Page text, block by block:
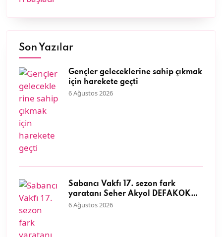
Son Yazılar
Gençler geleceklerine sahip çıkmak
için harekete geçti
6 Ağustos 2026
Sabancı Vakfı 17. sezon fark
yaratanı Seher Akyol DEFAKOK
Derneği ile kıyı ekosisteminin
6 Ağustos 2026